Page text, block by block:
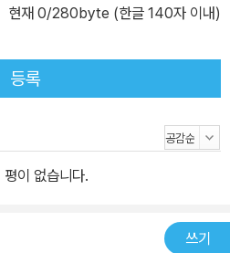
으로 비키니?수영복이란 명칭도 이
섬은 핵 실험지에 대한 탁월한 사례
산으로 지정되었다. [미디어 소
현재 0/280byte (한글 140자 이내)
등록
평이 없습니다.
쓰기